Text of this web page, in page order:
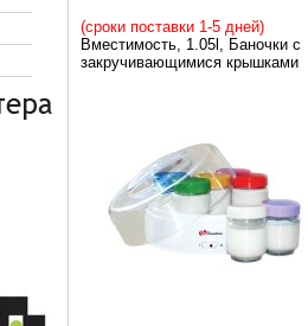
(сроки поставки 1-5 дней)
Вместимость, 1.05l, Баночки с
закручивающимися крышками